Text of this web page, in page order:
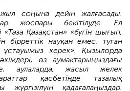
соңына дейін жалғасады.
жоспары бекітілуде. Ел
Қазақстан» «бүгін шығып,
бірреттік науқан емес, туған
ұстауымыз керек». Қызылорда
өз аумақтарыңыздағы
аулаларда, жасыл желек
қасбетінде тазалық
қадағалаңыздар.